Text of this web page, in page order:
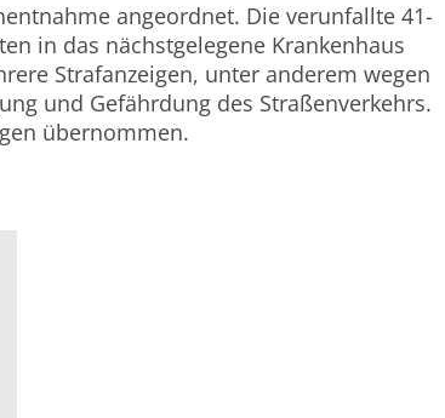
angeordnet. Die verunfallte 41-
in das nächstgelegene Krankenhaus
Strafanzeigen, unter anderem wegen
und Gefährdung des Straßenverkehrs.
übernommen.